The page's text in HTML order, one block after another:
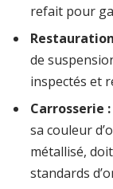
refait pour
de
inspectés et
Carrosserie :
sa couleur
métallisé,
standards